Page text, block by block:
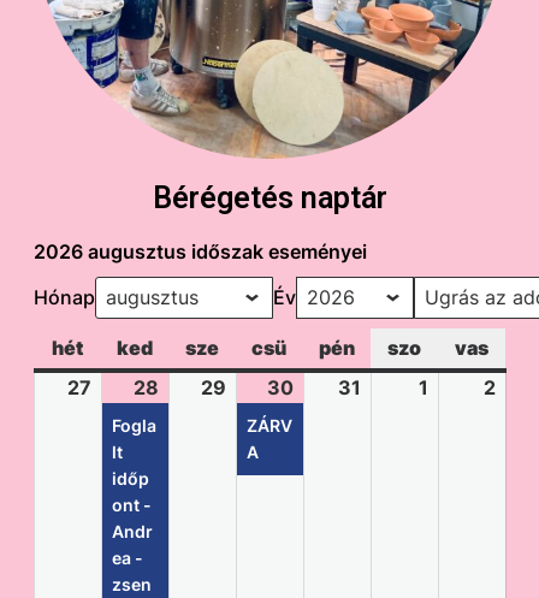
Bérégetés naptár
2026 augusztus időszak eseményei
Hónap
Év
hét ked sze csü pén szo
vas
27
28
Fogla
lt
időp
ont -
Andr
ea -
zsen
29 30
ZÁRV
A
31 1 2